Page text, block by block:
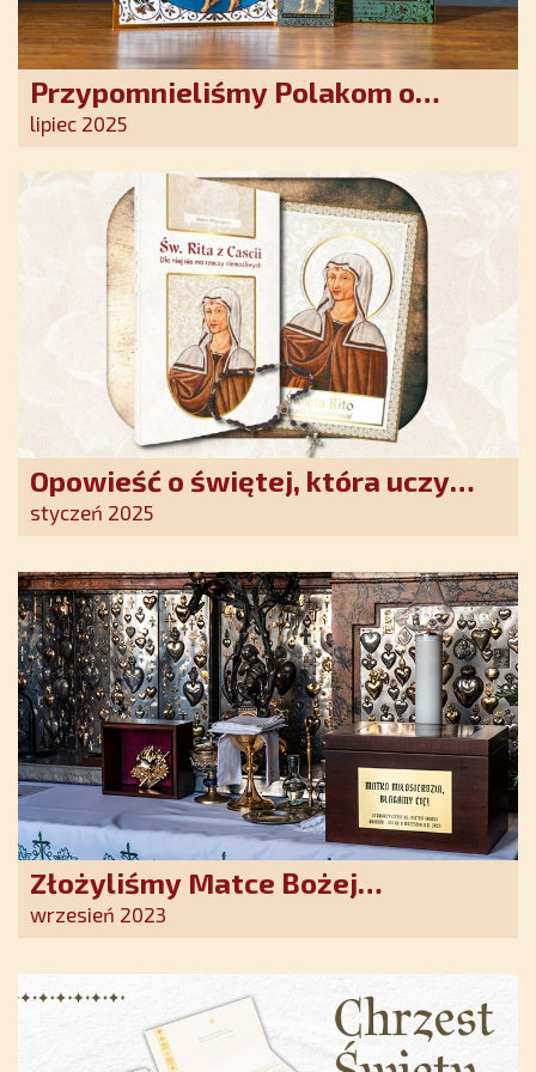
Przypomnieliśmy Polakom o
obecności Anioła Stróża!
lipiec 2025
Opowieść o świętej, która uczy
szczerego oddania się Bogu.
nadziei w XXI wieku
styczeń 2025
Złożyliśmy Matce Bożej
Ostrobramskiej pozłacane wotum
wrzesień 2023